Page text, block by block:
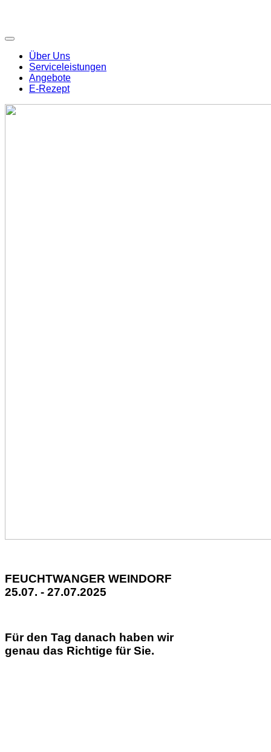
Über Uns
Serviceleistungen
Angebote
E-Rezept
FEUCHTWANGER WEINDORF
25.07. - 27.07.2025
Für den Tag danach haben wir
genau das Richtige für Sie.